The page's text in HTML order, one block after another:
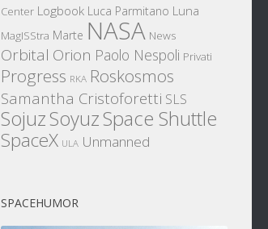
Center Logbook Luca Parmitano Luna
MagISStra Marte NASA News
Orbital Orion Paolo Nespoli Privati
Progress RKA Roskosmos
Samantha Cristoforetti SLS
SojuzSoyuzSpace Shuttle
SpaceX ULA Unmanned
SPACEHUMOR